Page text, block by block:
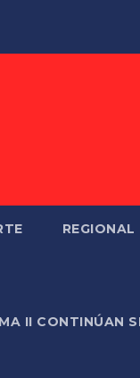
REGIONAL
II CONTINÚAN